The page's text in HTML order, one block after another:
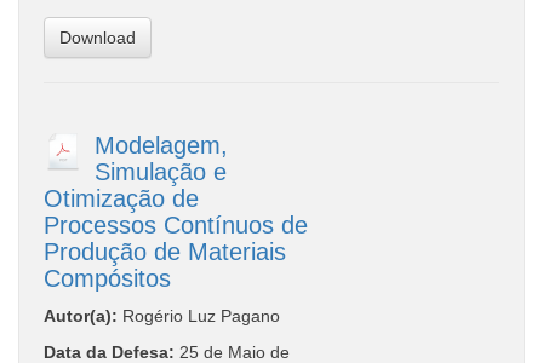
Download
Modelagem,
Simulação e
Otimização de
Processos Contínuos de
Produção de Materiais
Compósitos
Autor(a): Rogério Luz Pagano
Data da Defesa: 25 de Maio de